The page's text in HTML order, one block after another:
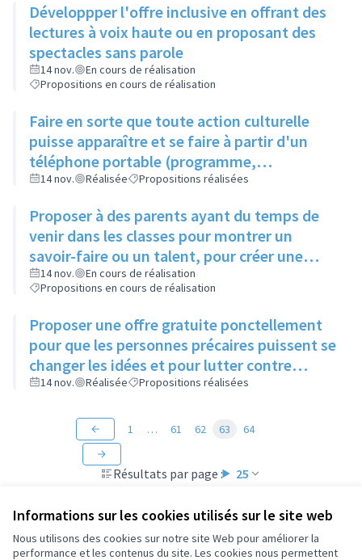
Informations sur les cookies utilisés sur le site web
Nous utilisons des cookies sur notre site Web pour améliorer la
performance et les contenus du site. Les cookies nous permettent
Développper l'offre inclusive en offrant des
lectures à voix haute ou en proposant des
spectacles sans parole
14 nov.
En cours de réalisation
Propositions en cours de réalisation
Faire en sorte que toute action culturelle
puisse apparaître et se faire à partir d'un
téléphone portable (programme,
évènements, résevations...)
14 nov. Réalisée Propositions réalisées
Proposer à des parents ayant du temps de
venir dans les classes pour montrer un
savoir-faire ou un talent, pour créer une
ouverture d'esprit des enfants à différentes
sortes d'art
14 nov.
En cours de réalisation
Propositions en cours de réalisation
Proposer une offre gratuite ponctellement
pour que les personnes précaires puissent se
changer les idées et pour lutter contre
l'isolement
14 nov. Réalisée Propositions réalisées
Résultats par page : 25
1 … 61 62 63 64
Conditions d'utilisation